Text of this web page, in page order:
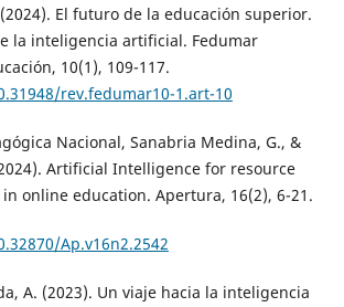
(2024). El futuro de la educación superior.
la inteligencia artificial. Fedumar
10(1), 109-117.
rev.fedumar10-1.art-10
Nacional, Sanabria Medina, G., &
Artificial Intelligence for resource
online education. Apertura, 16(2), 6-21.
Ap.v16n2.2542
A. (2023). Un viaje hacia la inteligencia